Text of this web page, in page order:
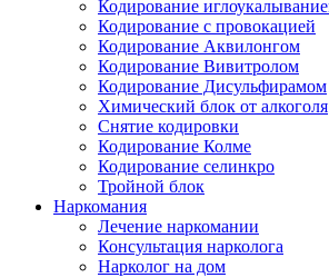
Кодирование
Кодирование с провокацией
Кодирование Аквилонгом
Кодирование Вивитролом
Кодирование Дисульфирамом
Химический блок от алкоголя
Снятие кодировки
Кодирование Колме
Кодирование селинкро
Тройной блок
Наркомания
Лечение наркомании
Консультация нарколога
Нарколог на дом